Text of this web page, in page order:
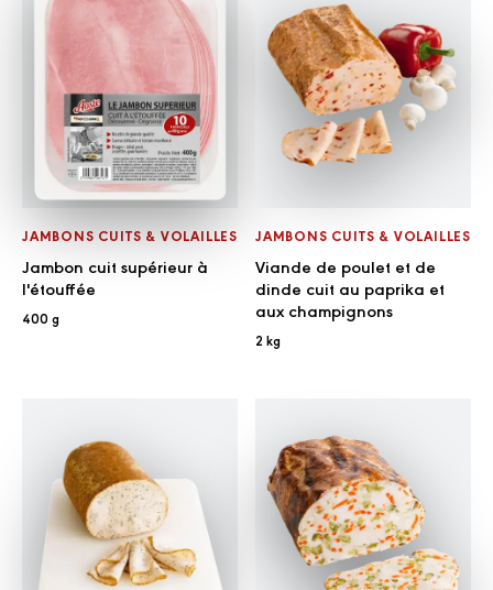
JAMBONS CUITS & VOLAILLES
Jambon cuit supérieur à
l'étouffée
400 g
JAMBONS CUITS & VOLAILLES
Viande de poulet et de
dinde cuit au paprika et
aux champignons
2 kg